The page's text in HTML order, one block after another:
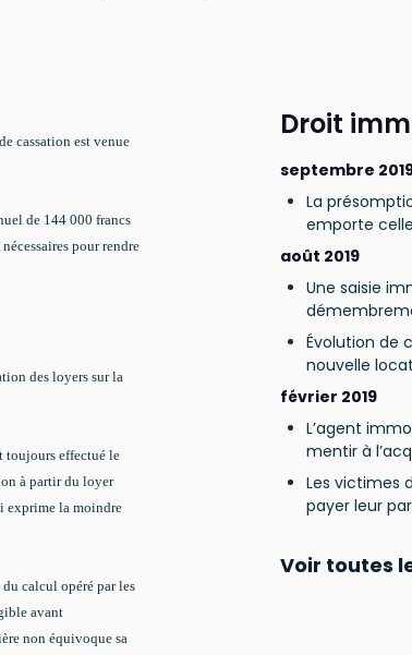
cassation est venue
de 144 000 francs
pour rendre
des loyers sur la
toujours effectué le
à partir du loyer
exprime la moindre
calcul opéré par les
avant
non équivoque sa
Droit
septembre
La
emporte
août 2019
Une saisie
Évolution de
nouvelle
février 2019
L’agent
mentir à
Les victimes
payer leur
Voir toutes